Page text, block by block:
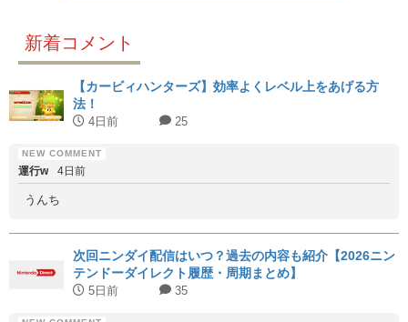
新着コメント
【カービィハンターズ】効率よくレベル上をあげる方
法！
4日前 25
運行w 4日前
うんち
次回ニンダイ配信はいつ？過去の内容も紹介【2026ニン
テンドーダイレクト履歴・周期まとめ】
5日前 35